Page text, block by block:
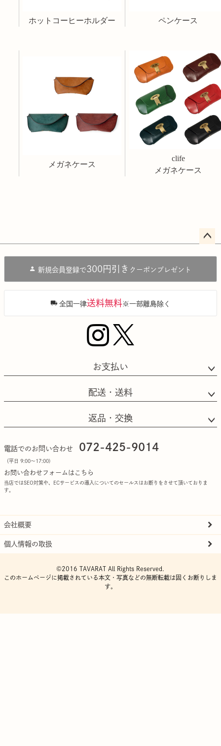
ホットコーヒーホルダー ペンケース
メガネケース
clife
メガネケース
へ
新規会員登録で300円引き クーポンプレゼント
全国一律送料無料※一部離島除く
お支払い
配送・送料
返品・交換
電話でのお問い合わせ 072-425-9014
（平日 9:00〜17:00)
お問い合わせフォームはこちら
当店ではSEO対策や、ECサービスの導入についてのセールスはお断りをさせて頂いておりま
す。
会社概要
個人情報の取扱
©2016 TAVARAT All Rights Reserved.
このホームページに掲載されている本文・写真などの無断転載は固くお断りしま
す。